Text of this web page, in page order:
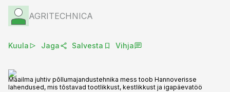
AGRITECHNICA
Kuula Jaga Salvesta Vihja
Maailma juhtiv põllumajandustehnika mess toob Hannoverisse
lahendused, mis tõstavad tootlikkust, kestlikkust ja igapäevatöö